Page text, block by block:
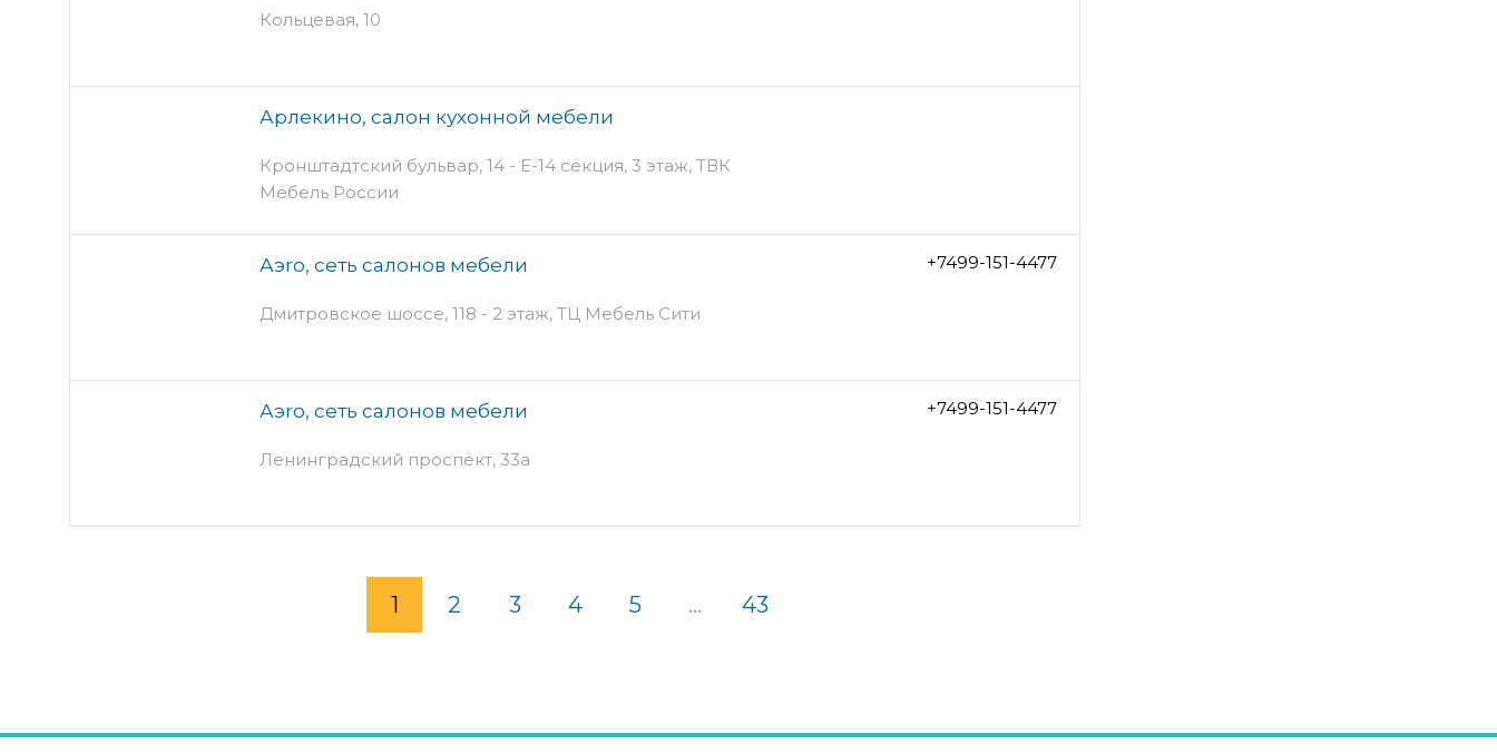
Кольцевая, 10
Арлекино, салон кухонной мебели
Кронштадтский бульвар, 14 - Е-14 секция, 3 этаж, ТВК
Мебель России
Аэro, сеть салонов мебели
Дмитровское шоссе, 118 - 2 этаж, ТЦ Мебель Сити
+7499-151-4477
Аэro, сеть салонов мебели
Ленинградский проспект, 33а
+7499-151-4477
1 2 3 4 5 ... 43